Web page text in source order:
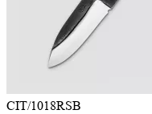
CIT/1018RSB